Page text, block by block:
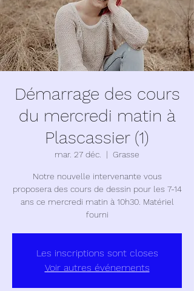
Démarrage des cours
du mercredi matin à
Plascassier (1)
mar. 27 déc.
  |
Grasse
Notre nouvelle intervenante vous
proposera des cours de dessin pour les 7-14
ans ce mercredi matin à 10h30. Matériel
fourni
Les inscriptions sont closes
Voir autres événements